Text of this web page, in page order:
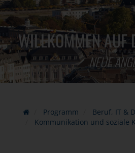
WILLKOMMEN AUF
NEUE
Programm
Beruf, IT &
Kommunikation und soziale